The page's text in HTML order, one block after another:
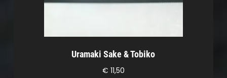
Uramaki Sake & Tobiko
€ 11,50